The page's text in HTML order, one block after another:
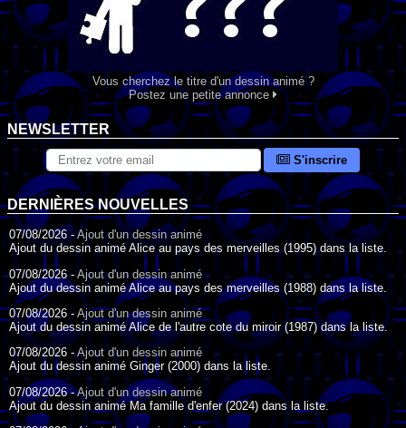
Vous cherchez le titre d'un dessin animé ?
Postez une petite annonce
NEWSLETTER
S'inscrire
DERNIÈRES NOUVELLES
07/08/2026 -Ajout d'un dessin animé
Ajout du dessin animé Alice au pays des merveilles (1995) dans la liste.
07/08/2026 -Ajout d'un dessin animé
Ajout du dessin animé Alice au pays des merveilles (1988) dans la liste.
07/08/2026 - Ajout d'un dessin animé
Ajout du dessin animé Alice de l'autre cote du miroir (1987) dans la liste.
07/08/2026 -Ajout d'un dessin animé
Ajout du dessin animé Ginger (2000) dans la liste.
07/08/2026 -Ajout d'un dessin animé
Ajout du dessin animé Ma famille d'enfer (2024) dans la liste.